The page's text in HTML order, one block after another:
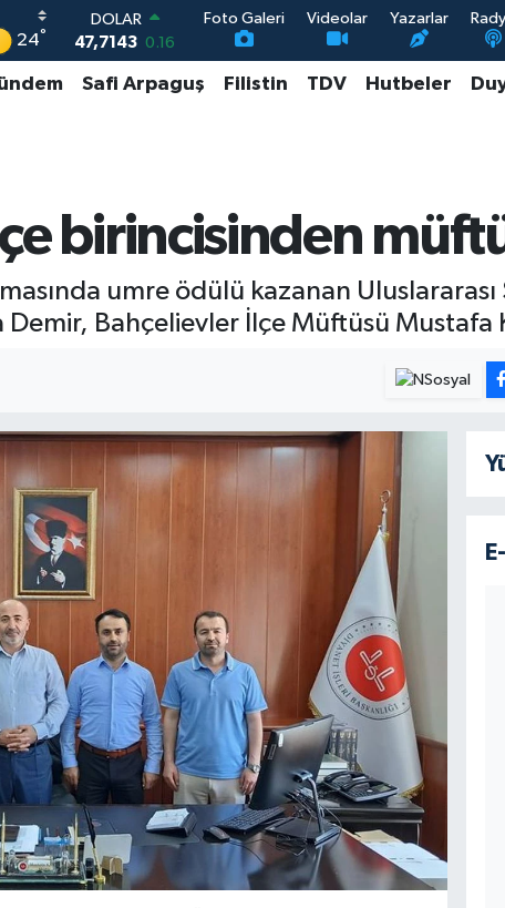
24°
DOLAR
47,7143 0.16
EURO
55,0317 -0.02
13.887 64
Foto Galeri Videolar Yazarlar
Safi Arpaguş Filistin TDV Hutbeler
birincisinden
umre ödülü kazanan
Bahçelievler İlçe Müftüsü Mustafa